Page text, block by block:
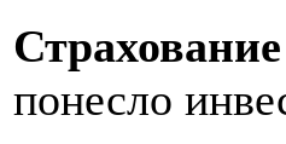
понесло